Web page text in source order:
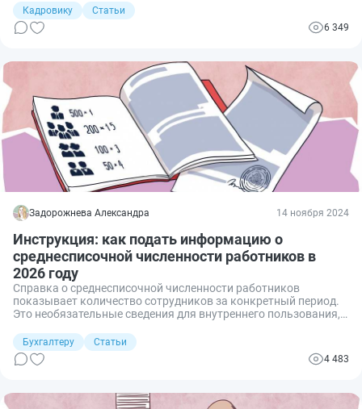
пройти такое обучение и как поступить в случае, если экзамен
не сдан или сотрудник уклоняется от обучения.
Кадровику
Статьи
6 349
Задорожнева Александра 14 ноября 2024
Инструкция: как подать информацию о
среднесписочной численности работников в
2026 году
Справка о среднесписочной численности работников
показывает количество сотрудников за конкретный период.
Это необязательные сведения для внутреннего пользования, а
Бухгалтеру
Статьи
4 483